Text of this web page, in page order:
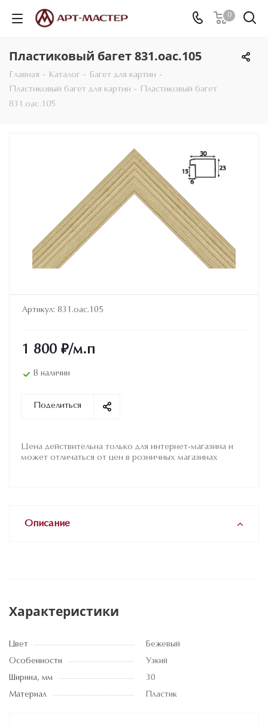
0
Пластиковый багет 831.oac.105
Главная - Каталог - Багет для картин -
Пластиковый багет для картин - Пластиковый багет
831.oac.105
Артикул: 831.oac.105
1 800 ₽/м.п
В наличии
Поделиться
Цена действительна только для интернет-магазина и
может отличаться от цен в розничных магазинах
Описание
Характеристики
Цвет
Бежевый
Особенности
Узкий
Ширина, мм
30
Материал
Пластик